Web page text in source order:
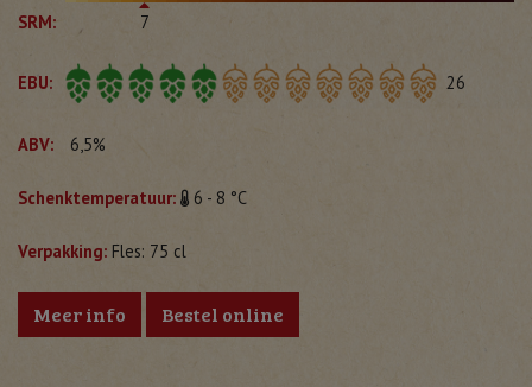
SRM: 7
EBU: 26
ABV: 6,5%
Schenktemperatuur: 6 - 8 °C
Verpakking: Fles: 75 cl
Meer info Bestel online